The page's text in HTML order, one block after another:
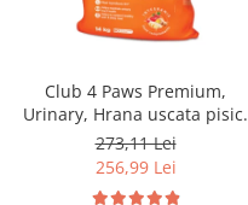
Club 4 Paws Premium,
Urinary, Hrana uscata pisici
adulte, 14kg
273,11 Lei
256,99 Lei